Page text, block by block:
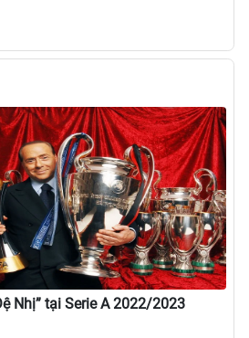
Nhị” tại Serie A 2022/2023